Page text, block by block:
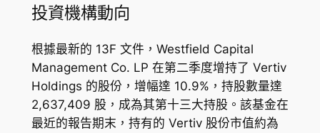
投資機構動向
根據最新的 13F 文件，Westfield Capital
Management Co. LP 在第二季度增持了 Vertiv
Holdings 的股份，增幅達 10.9%，持股數量達
2,637,409 股，成為其第十三大持股。該基金在
最近的報告期末，持有的 Vertiv 股份市值約為